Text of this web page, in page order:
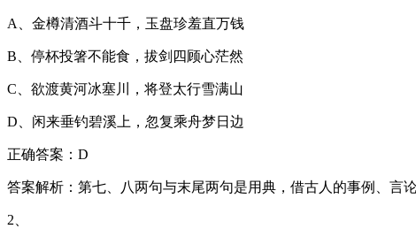
A、金樽清酒斗十千，玉盘珍羞直万钱
B、停杯投箸不能食，拔剑四顾心茫然
C、欲渡黄河冰塞川，将登太行雪满山
D、闲来垂钓碧溪上，忽复乘舟梦日边
正确答案：D
答案解析：第七、八两句与末尾两句是用典，借古人的事例、言
2、